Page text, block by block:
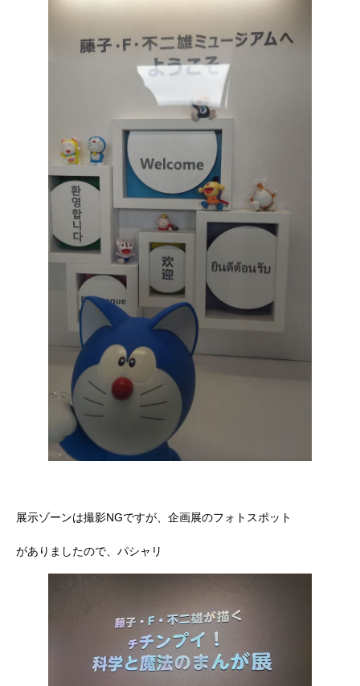
展示ゾーンは撮影NGですが、企画展のフォトスポット
がありましたので、パシャリ